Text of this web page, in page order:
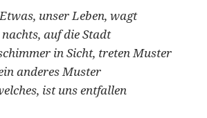
unser Leben, wagt
auf die Stadt
in Sicht, treten Muster
anderes Muster
ist uns entfallen